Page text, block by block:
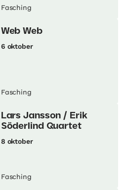
Fasching
Web Web
6 oktober
Fasching
Lars Jansson / Erik
Söderlind Quartet
8 oktober
Fasching